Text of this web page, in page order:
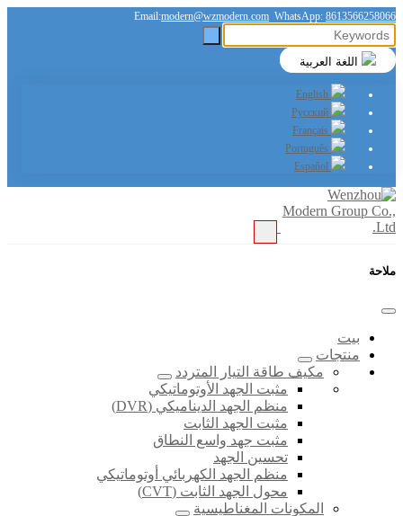
Email:modern@wzmodern.com WhatsApp: 8613566258066
ملاحة
بيت
منتجات
مكيف طاقة التيار المتردد
مثبت الجهد الأوتوماتيكي
منظم الجهد الديناميكي (DVR)
مثبت الجهد الثابت
مثبت جهد واسع النطاق
تحسين الجهد
منظم الجهد الكهربائي أوتوماتيكي
محول الجهد الثابت (CVT)
المكونات المغناطيسية